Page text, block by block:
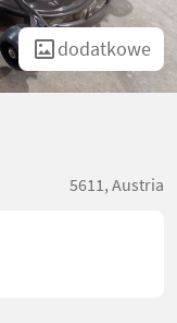
dodatkowe
5611, Austria